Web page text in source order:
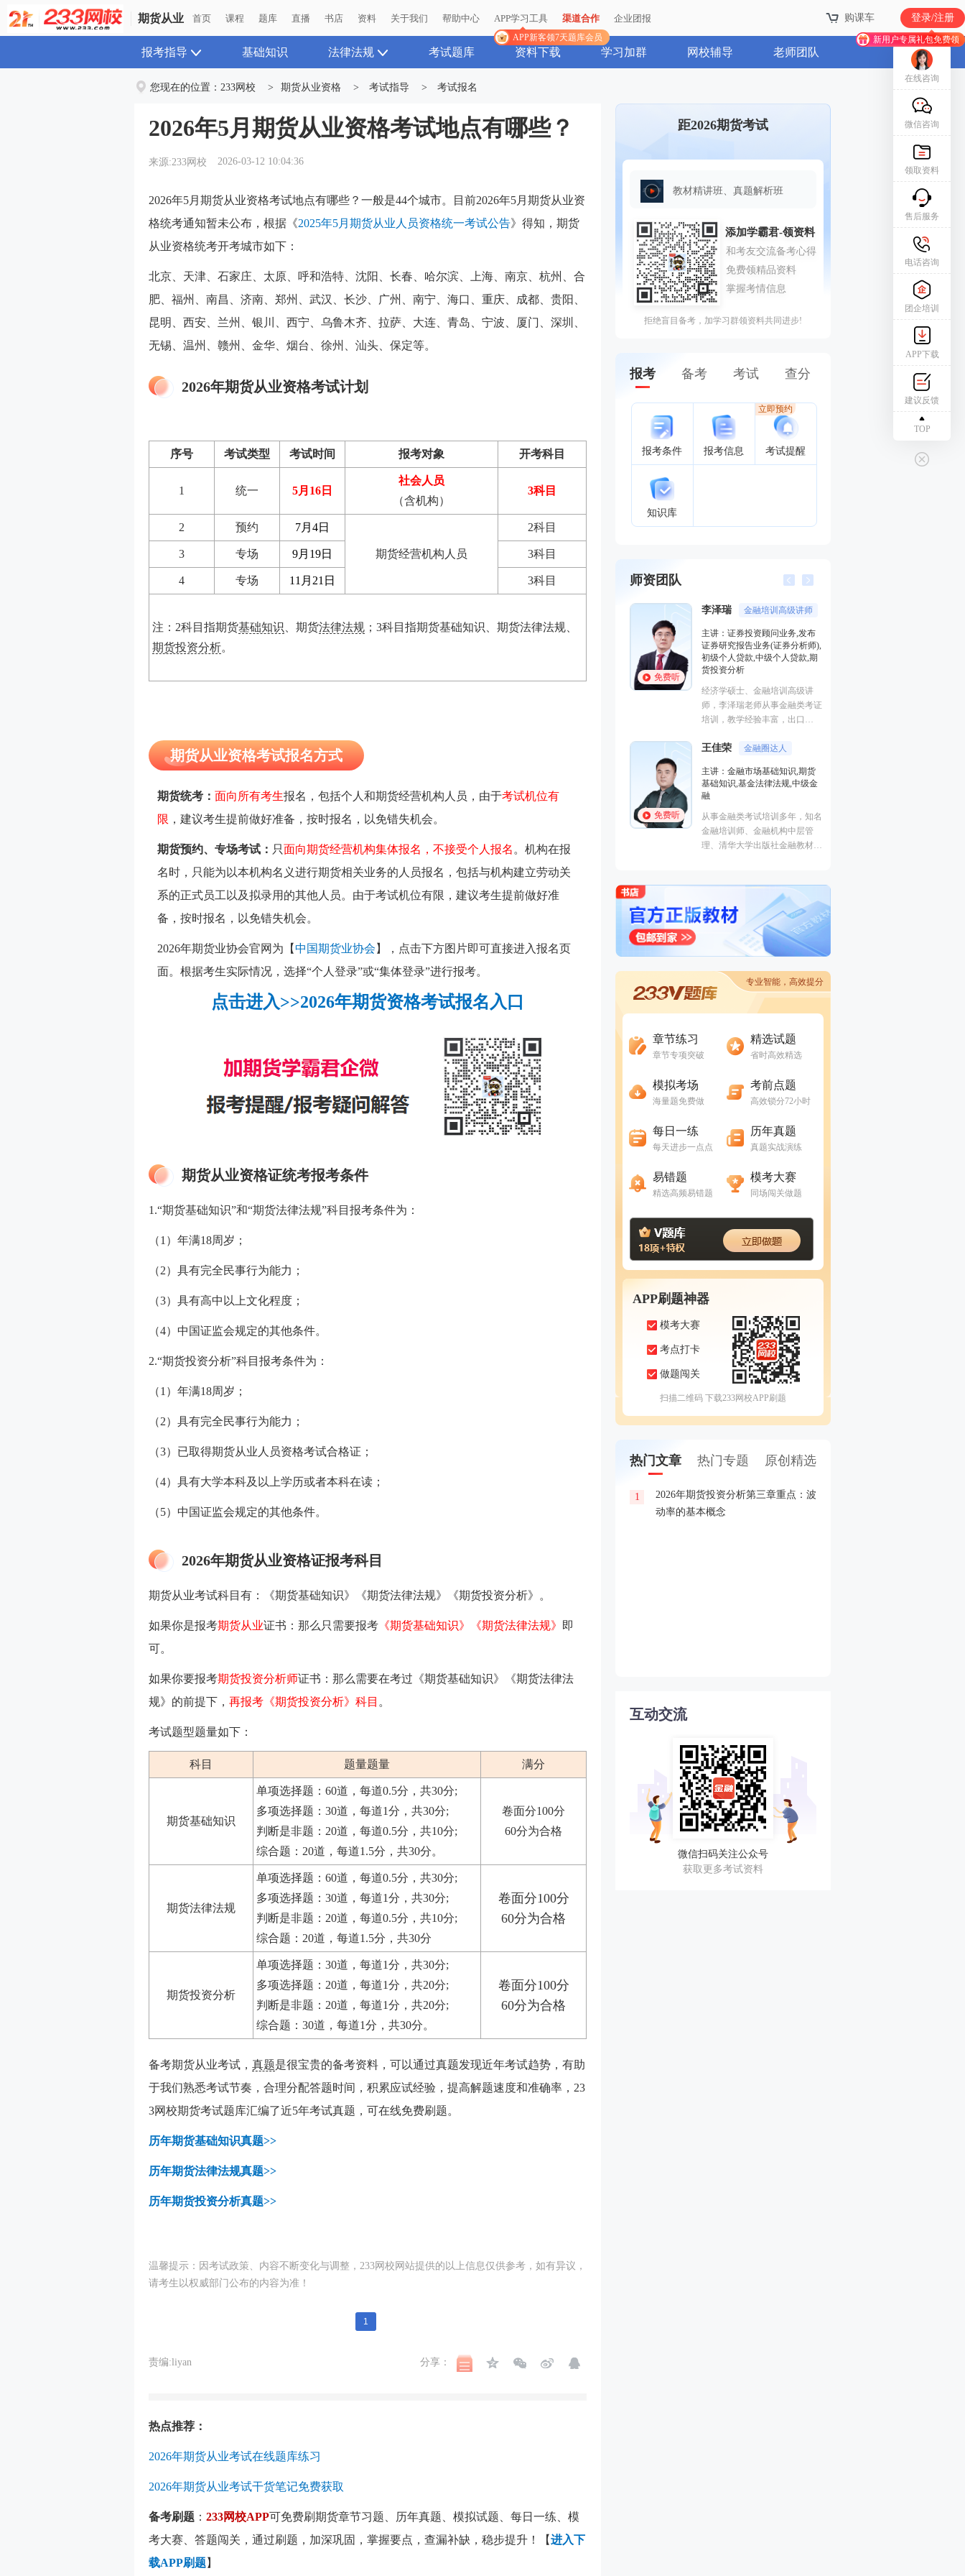
期货从业 首页 课程 题库 直播 书店 资料 关于我们 帮助中心 APP学习工具
APP新客领7天题库会员
渠道合作 企业团报 购课车 登录/注册
新用户专属礼包免费领
期货从业 首页 课程 题库 直播 书店 资料 关于我们 帮助中心 APP学习工具
APP新客领7天题库会员
渠道合作 企业团报 购课车 登录/注册
新用户专属礼包免费领
报考指导 基础知识 法律法规 考试题库 资料下载 学习加群 网校辅导 老师团队
您现在的位置： 233网校 > 期货从业资格 > 考试指导 > 考试报名
2026年5月期货从业资格考试地点有哪些？
来源:233网校 2026-03-12 10:04:36
2026年5月期货从业资格考试地点有哪些？一般是44个城市。目前2026年5月期货从业资
格统考通知暂未公布，根据《2025年5月期货从业人员资格统一考试公告》得知，期货
从业资格统考开考城市如下：
北京、天津、石家庄、太原、呼和浩特、沈阳、长春、哈尔滨、上海、南京、杭州、合
肥、福州、南昌、济南、郑州、武汉、长沙、广州、南宁、海口、重庆、成都、贵阳、
昆明、西安、兰州、银川、西宁、乌鲁木齐、拉萨、大连、青岛、宁波、厦门、深圳、
无锡、温州、赣州、金华、烟台、徐州、汕头、保定等。
2026年期货从业资格考试计划
序号 考试类型 考试时间 报考对象 开考科目
1 统一 5月16日
社会人员
（含机构）
3科目
2 预约 7月4日
期货经营机构人员
2科目
3 专场 9月19日 3科目
4 专场 11月21日 3科目
注： 2科目指期货基础知识 、期货法律法规 ； 3科目指期货基础知识、期货法律法规、
期货投资分析。
期货从业资格考试报名方式
期货统考： 面向所有考生报名，包括个人和期货经营机构人员，由于考试机位有
限 ，建议考生提前做好准备，按时报名，以免错失机会。
期货预约、专场考试： 只面向期货经营机构集体报名，不接受个人报名 。机构在报
名时，只能为以本机构名义进行期货相关业务的人员报名，包括与机构建立劳动关
系的正式员工以及拟录用的其他人员。由于考试机位有限，建议考生提前做好准
备，按时报名，以免错失机会。
2026年期货业协会官网为【中国期货业协会 】，点击下方图片即可直接进入报名页
面。根据考生实际情况，选择“个人登录”或“集体登录”进行报考。
点击进入>>2026年期货资格考试报名入口
期货从业资格证统考报考条件
1.“期货基础知识”和“期货法律法规”科目报考条件为：
（1）年满18周岁；
（2）具有完全民事行为能力；
（3）具有高中以上文化程度；
（4）中国证监会规定的其他条件。
2.“期货投资分析”科目报考条件为：
（1）年满18周岁；
（2）具有完全民事行为能力；
（3）已取得期货从业人员资格考试合格证；
（4）具有大学本科及以上学历或者本科在读；
（5）中国证监会规定的其他条件。
2026年期货从业资格证报考科目
期货从业考试科目有：《期货基础知识》《期货法律法规》《期货投资分析》。
如果你是报考期货从业证书：那么只需要报考 《期货基础知识》《期货法律法规》
即
可。
如果你要报考期货投资分析师证书：那么需要在考过 《期货基础知识》《期货法律法
规》的前提下， 再报考 《期货投资分析》科目 。
考试题型题量如下：
科目 题量题量 满分
期货基础知识
单项选择题：60道，每道0.5分，共30分;
多项选择题：30道，每道1分，共30分;
判断是非题：20道，每道0.5分，共10分;
综合题：20道，每道1.5分，共30分。
卷面分100分
60分为合格
期货法律法规
单项选择题：60道，每道0.5分，共30分;
多项选择题：30道，每道1分，共30分;
判断是非题：20道，每道0.5分，共10分;
综合题：20道，每道1.5分，共30分
卷面分100分
60分为合格
期货投资分析
单项选择题：30道，每道1分，共30分;
多项选择题：20道，每道1分，共20分;
判断是非题：20道，每道1分，共20分;
综合题：30道，每道1分，共30分。
卷面分100分
60分为合格
备考期货从业考试， 真题是很宝贵的备考资料，可以通过真题发现近年考试趋势，有助
于我们熟悉考试节奏，合理分配答题时间，积累应试经验，提高解题速度和准确率，23
3网校期货考试题库汇编了近5年考试真题，可在线免费刷题。
历年期货基础知识真题>>
历年期货法律法规真题>>
历年期货投资分析真题>>
温馨提示：因考试政策、内容不断变化与调整，233网校网站提供的以上信息仅供参考，如有异议，
请考生以权威部门公布的内容为准！
1
责编:liyan 分享：
热点推荐：
2026年期货从业考试在线题库练习
2026年期货从业考试干货笔记免费获取
备考刷题 ： 233网校APP可免费刷期货章节习题、历年真题、模拟试题、每日一练、模
考大赛、答题闯关，通过刷题，加深巩固，掌握要点，查漏补缺，稳步提升！【进入下
载APP刷题】
距2026期货考试
教材精讲班、真题解析班
拒绝盲目备考，加学习群领资料共同进步!
报考 备考 考试 查分
报考条件 报考信息 考试提醒
立即预约
知识库
师资团队
免费听
李泽瑞 金融培训高级讲师
主讲：证券投资顾问业务,发布
证券研究报告业务(证券分析师),
初级个人贷款,中级个人贷款,期
货投资分析
经济学硕士、金融培训高级讲
师，李泽瑞老师从事金融类考证
培训，教学经验丰富，出口
能的很有个人风格的老师，江湖
外弟子。
免费听
王佳荣 金融圈达人
主讲：金融市场基础知识,期货
基础知识,基金法律法规,中级金
融
从事金融类考试培训多年，知名
金融培训师、金融机构中层管
理、清华大学出版社金融教材副
的“一哥”。
专业智能，高效提分
章节练习
章节专项突破
精选试题
省时高效精选
模拟考场
海量题免费做
考前点题
高效锁分72小时
每日一练
每天进步一点点
历年真题
真题实战演练
易错题
精选高频易错题
模考大赛
同场闯关做题
APP刷题神器
模考大赛
考点打卡
做题闯关
扫描二维码 下载233网校APP刷题
热门文章 热门专题 原创精选
1
2026年期货投资分析第三章重点：波
动率的基本概念
互动交流
微信扫码关注公众号
获取更多考试资料
在线咨询
微信咨询
领取资料
售后服务
电话咨询
团企培训
APP下载
建议反馈
TOP